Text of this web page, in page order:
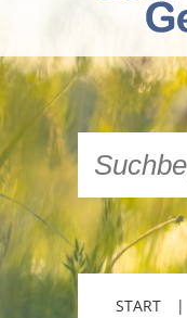
START